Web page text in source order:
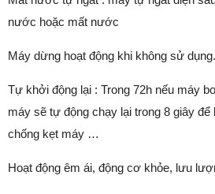
nước hoặc mất nước
Máy dừng hoạt động khi không sử dụng.
Tự khởi động lại : Trong 72h nếu máy
máy sẽ tự động chạy lại trong 8 giây
chống kẹt máy …
Hoạt động êm ái, động cơ khỏe, lưu